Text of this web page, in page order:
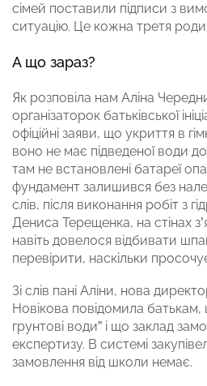
сімей поставили підписи з
ситуацію. Це кожна третя
А що зараз?
Як розповіла нам Аліна
організаторок батьківської
офіційні заяви, що укриття в
воно не має підведеної води
там не встановлені батареї
фундамент залишився без
слів, після виконання робіт з
Дениса Терещенка, на стінах
навіть довелося відбивати
перевірити, наскільки
Зі слів пані Аліни, нова
Новікова повідомила батькам,
грунтові води” і що заклад
експертизу. В системі
замовлення від школи немає.